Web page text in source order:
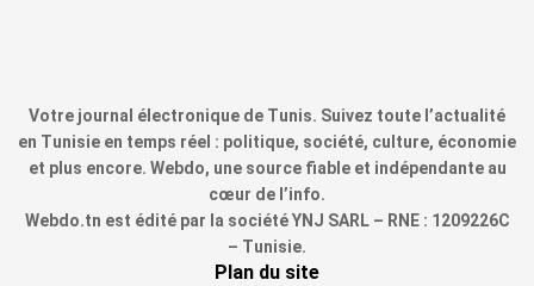
Votre journal électronique de Tunis. Suivez toute l’actualité
en Tunisie en temps réel : politique, société, culture, économie
et plus encore. Webdo, une source fiable et indépendante au
cœur de l’info.
Webdo.tn est édité par la société YNJ SARL – RNE : 1209226C
– Tunisie.
Plan du site